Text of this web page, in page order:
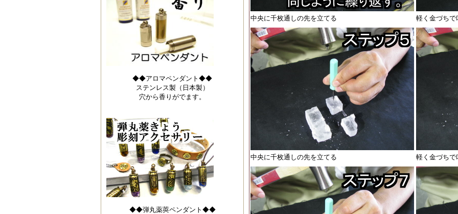
◆◆アロマペンダント◆◆
ステンレス製（日本製）
穴から香りがでます。
◆◆弾丸薬莢ペンダント◆◆
中央に千枚通しの先を立てる 軽く金づちで
中央に千枚通しの先を立てる 軽く金づちで